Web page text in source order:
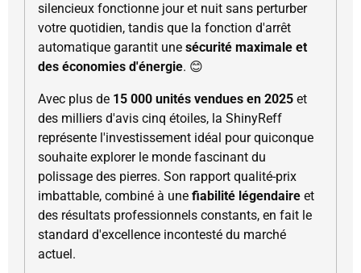
silencieux fonctionne jour et nuit sans perturber
votre quotidien, tandis que la fonction d'arrêt
automatique garantit une sécurité maximale et
des économies d'énergie. 😊
Avec plus de 15 000 unités vendues en 2025 et
des milliers d'avis cinq étoiles, la ShinyReff
représente l'investissement idéal pour quiconque
souhaite explorer le monde fascinant du
polissage des pierres. Son rapport qualité-prix
imbattable, combiné à une fiabilité légendaire et
des résultats professionnels constants, en fait le
standard d'excellence incontesté du marché
actuel.